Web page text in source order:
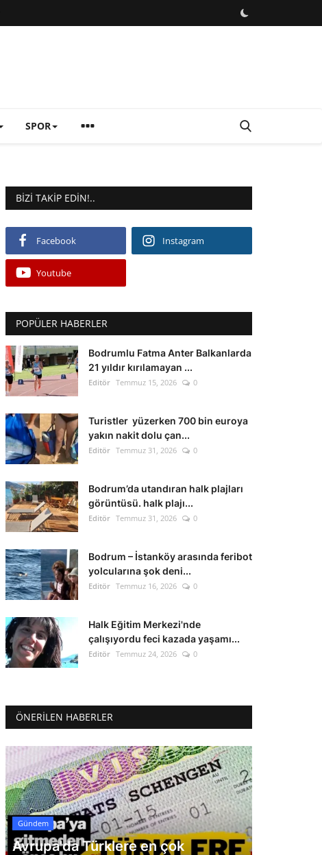
SPOR
BIZI TAKIP EDIN!..
Facebook Instagram
Youtube
POPÜLER HABERLER
Bodrumlu Fatma Anter Balkanlarda
21 yıldır kırılamayan ...
Editör Temmuz 15, 2026 0
Turistler yüzerken 700 bin euroya
yakın nakit dolu çan...
Editör Temmuz 31, 2026 0
Bodrum’da utandıran halk plajları
görüntüsü. halk plajı...
Editör Temmuz 31, 2026 0
Bodrum – İstanköy arasında feribot
yolcularına şok deni...
Editör Temmuz 16, 2026 0
Halk Eğitim Merkezi'nde
çalışıyordu feci kazada yaşamı...
Editör Temmuz 24, 2026 0
ÖNERILEN HABERLER
Gündem
Avrupa'da Türklere en çok